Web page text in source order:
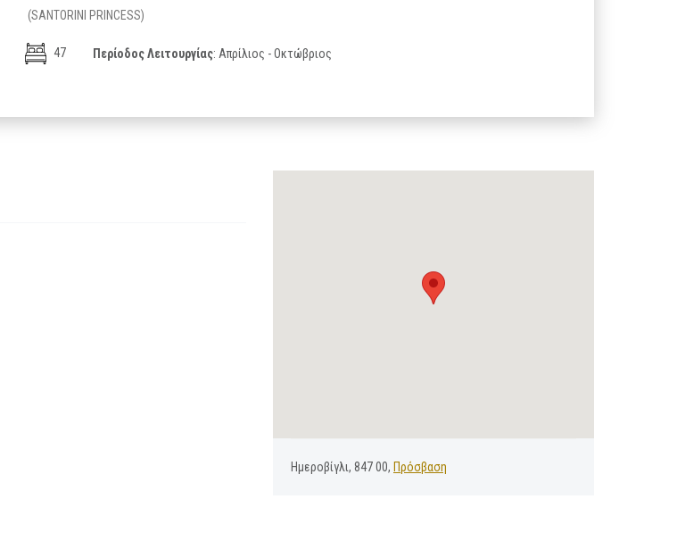
(SANTORINI PRINCESS)
47 Περίοδος Λειτουργίας: Απρίλιος - Οκτώβριος
Ημεροβίγλι, 847 00, Πρόσβαση